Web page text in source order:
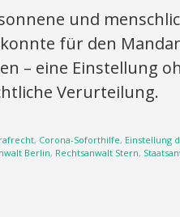
und
für den
– eine Einstellung
Verurteilung.
, Corona-Soforthilfe, Einstellung
Berlin, Rechtsanwalt Stern,